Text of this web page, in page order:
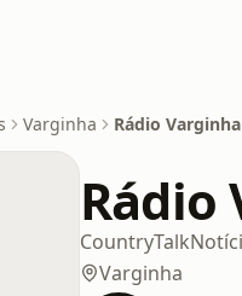
Varginha Rádio Varginha
Rádio
CountryTalk
Varginha